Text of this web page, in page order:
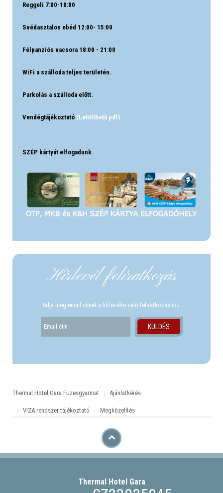
Reggeli 7:00-10:00
Svédasztalos ebéd 12:00- 15:00
Félpanziós vacsora 18:00 - 21:00
WiFi a szálloda teljes területén.
Parkolás a szálloda előtt.
Vendégtájékoztató (Letölthető pdf)
SZÉP kártyát elfogadunk
Hírlevél felíratkozás
Adja meg email címét a hírlevélre való feliratkozáshoz.
Thermal Hotel Gara Füzesgyarmat Ajánlatkérés
VIZA rendszer tájékoztató Megközelítés
Thermal Hotel Gara